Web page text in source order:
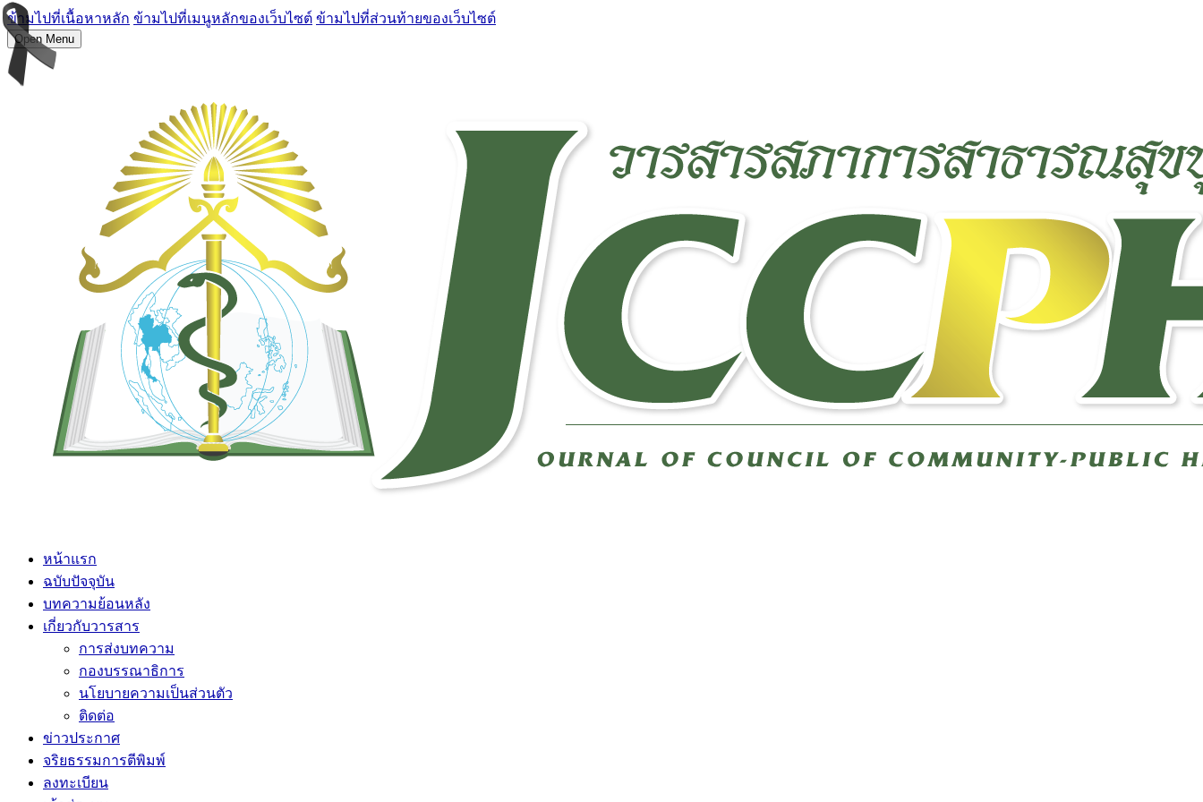
ข้ามไปที่เนื้อหาหลัก ข้ามไปที่เมนูหลักของเว็บไซต์ ข้ามไปที่ส่วนท้ายของเว็บไซต์
Open Menu
หน้าแรก
ฉบับปัจจุบัน
บทความย้อนหลัง
เกี่ยวกับวารสาร
การส่งบทความ
กองบรรณาธิการ
นโยบายความเป็นส่วนตัว
ติดต่อ
ข่าวประกาศ
จริยธรรมการตีพิมพ์
ลงทะเบียน